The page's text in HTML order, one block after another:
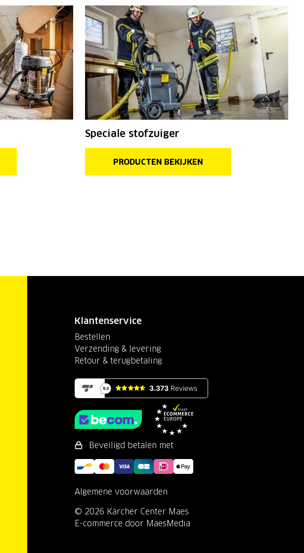
Speciale stofzuiger
PRODUCTEN BEKIJKEN
Klantenservice
Bestellen
Verzending & levering
Retour & terugbetaling
Beveiligd betalen met
Algemene voorwaarden
© 2026 Kärcher Center Maes
E-commerce door MaesMedia